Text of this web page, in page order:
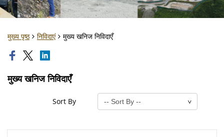
मुख्य पृष्ठ निविदाएं मुख्य खनिज निविदाएँ
मुख्य खनिज निविदाएँ
Sort By